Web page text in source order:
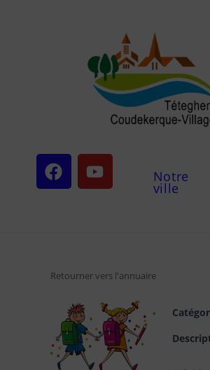
Notre
ville
Retourner vers l'annuaire